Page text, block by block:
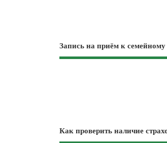
Запись на приём к семейному
Как проверить наличие